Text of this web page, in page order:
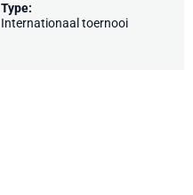
Type:
Internationaal toernooi